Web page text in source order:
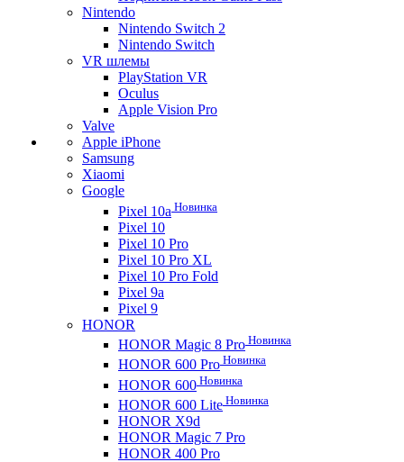
Nintendo
Nintendo Switch 2
Nintendo Switch
VR шлемы
PlayStation VR
Oculus
Apple Vision Pro
Valve
Apple iPhone
Samsung
Xiaomi
Google
Pixel 10a Новинка
Pixel 10
Pixel 10 Pro
Pixel 10 Pro XL
Pixel 10 Pro Fold
Pixel 9a
Pixel 9
HONOR
HONOR Magic 8 Pro Новинка
HONOR 600 Pro Новинка
HONOR 600 Новинка
HONOR 600 Lite Новинка
HONOR X9d
HONOR Magic 7 Pro
HONOR 400 Pro